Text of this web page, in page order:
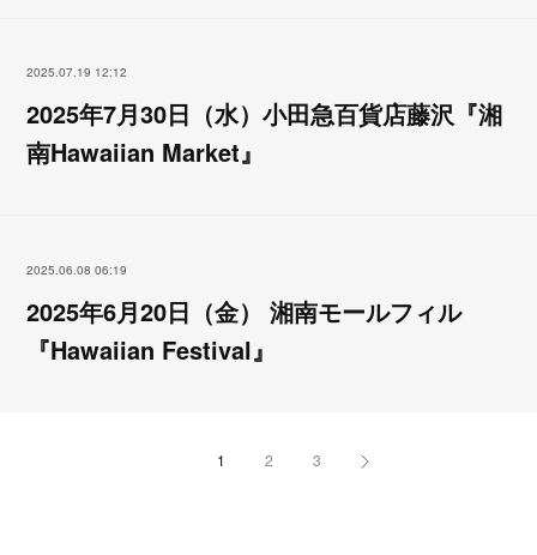
2025.07.19 12:12
2025年7月30日（水）小田急百貨店藤沢『湘
南Hawaiian Market』
2025.06.08 06:19
2025年6月20日（金） 湘南モールフィル
『Hawaiian Festival』
1 2 3